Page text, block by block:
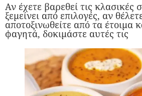
Αν έχετε βαρεθεί τις κλασικές
ξεμείνει από επιλογές, αν
αποτοξινωθείτε από τα έτοιμα
φαγητά, δοκιμάστε αυτές τις